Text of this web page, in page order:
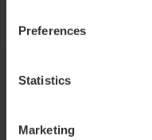
Preferences
Statistics
Marketing
Vous pouvez